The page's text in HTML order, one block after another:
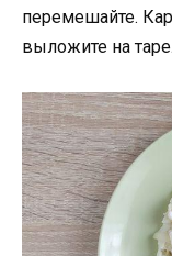
перемешайте.
выложите на